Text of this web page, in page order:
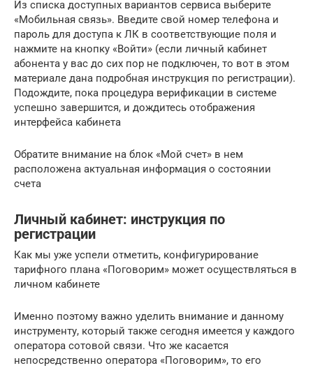
Из списка доступных вариантов сервиса выберите
«Мобильная связь». Введите свой номер телефона и
пароль для доступа к ЛК в соответствующие поля и
нажмите на кнопку «Войти» (если личный кабинет
абонента у вас до сих пор не подключен, то вот в этом
материале дана подробная инструкция по регистрации).
Подождите, пока процедура верификации в системе
успешно завершится, и дождитесь отображения
интерфейса кабинета
Обратите внимание на блок «Мой счет» в нем
расположена актуальная информация о состоянии
счета
Личный кабинет: инструкция по
регистрации
Как мы уже успели отметить, конфигурирование
тарифного плана «Поговорим» может осуществляться в
личном кабинете
Именно поэтому важно уделить внимание и данному
инструменту, который также сегодня имеется у каждого
оператора сотовой связи. Что же касается
непосредственно оператора «Поговорим», то его